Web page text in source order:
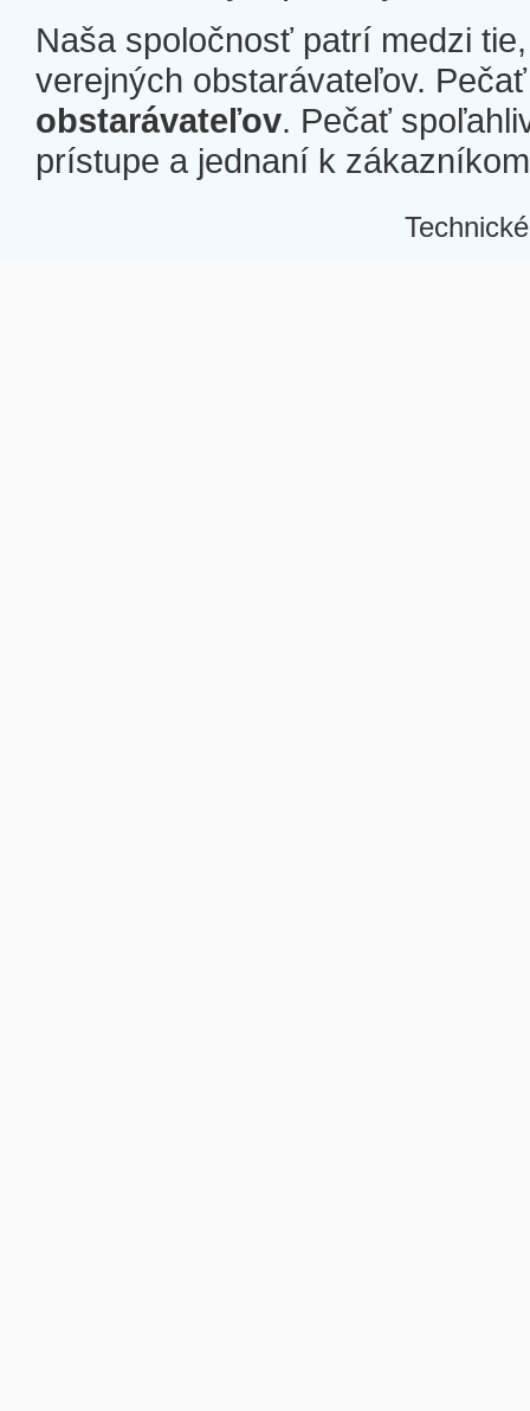
Naša spoločnosť patrí medzi
verejných obstarávateľov.
obstarávateľov. Pečať
prístupe a jednaní k